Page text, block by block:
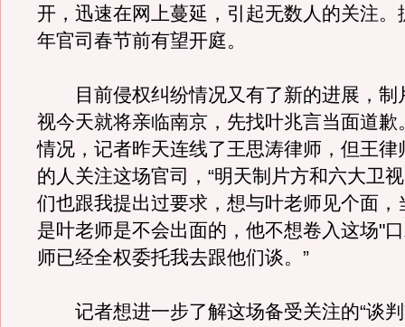
开，迅速在网上蔓延，引起无数人的关注。
年官司春节前有望开庭。
目前侵权纠纷情况又有了新的进展，制
视今天就将亲临南京，先找叶兆言当面道歉
情况，记者昨天连线了王思涛律师，但王律
的人关注这场官司，“明天制片方和六大卫
们也跟我提出过要求，想与叶老师见个面，
是叶老师是不会出面的，他不想卷入这场"
师已经全权委托我去跟他们谈。”
记者想进一步了解这场备受关注的“谈判